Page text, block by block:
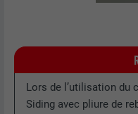
Lors de l’utilisation du
Siding avec pliure de